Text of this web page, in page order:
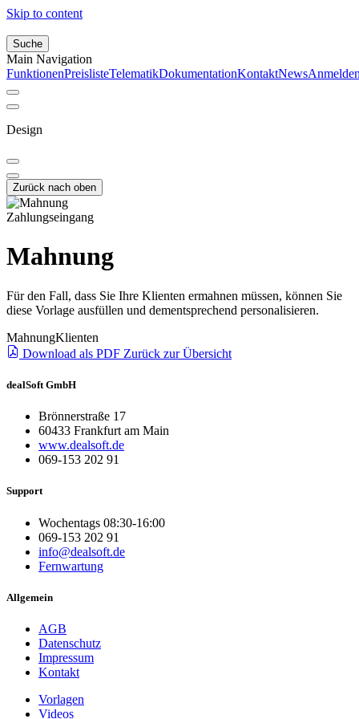
Skip to content
Suche
Main Navigation
FunktionenPreislisteTelematikDokumentationKontaktNews
Design
Zurück nach oben
Zahlungseingang
Mahnung
Für den Fall, dass Sie Ihre Klienten ermahnen müssen, können Sie
diese Vorlage ausfüllen und dementsprechend personalisieren.
MahnungKlienten
Download als PDF Zurück zur Übersicht
dealSoft GmbH
Brönnerstraße 17
60433 Frankfurt am Main
www.dealsoft.de
069-153 202 91
Support
Wochentags 08:30-16:00
069-153 202 91
info@dealsoft.de
Fernwartung
Allgemein
AGB
Datenschutz
Impressum
Kontakt
Vorlagen
Videos